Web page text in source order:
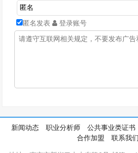
匿名发表 登录账号
新闻动态 职业分析师 公共事业类证书
合作加盟
联系我们